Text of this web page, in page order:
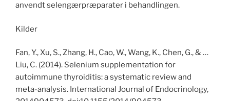
anvendt selengærpræparater i behandlingen.
Kilder
Fan, Y., Xu, S., Zhang, H., Cao, W., Wang, K., Chen, G., & …
Liu, C. (2014). Selenium supplementation for
autoimmune thyroiditis: a systematic review and
meta-analysis. International Journal of Endocrinology,